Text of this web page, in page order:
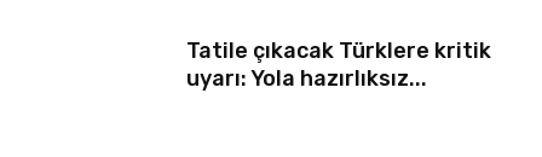
Tatile çıkacak Türklere kritik
uyarı: Yola hazırlıksız...